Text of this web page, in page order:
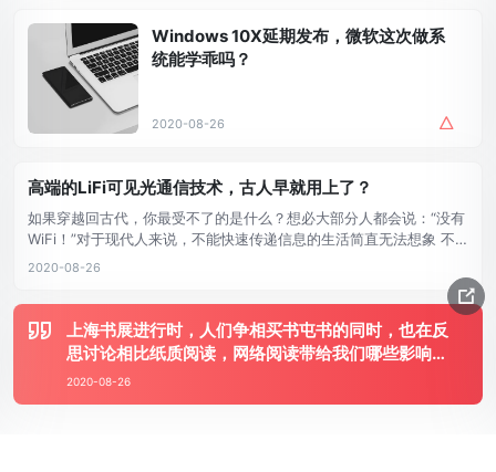
Windows 10X延期发布，微软这次做系
统能学乖吗？
2020-08-26
高端的LiFi可见光通信技术，古人早就用上了？
如果穿越回古代，你最受不了的是什么？想必大部分人都会说：“没有
WiFi！”对于现代人来说，不能快速传递信息的生活简直无法想象 不
过，很多影视剧也告诉我们：在没有WiFi的时候，还是有很多快速传
递信息方式的，比如灯。 古装片《长安十二时辰》中，长安城的望楼
使用了12个方格传递信息，每个方格可以用灯点亮或者熄 ...
2020-08-26
上海书展进行时，人们争相买书屯书的同时，也在反
思讨论相比纸质阅读，网络阅读带给我们哪些影响。
如今，算法试图精准地把你感兴趣的信息推到你面
2020-08-26